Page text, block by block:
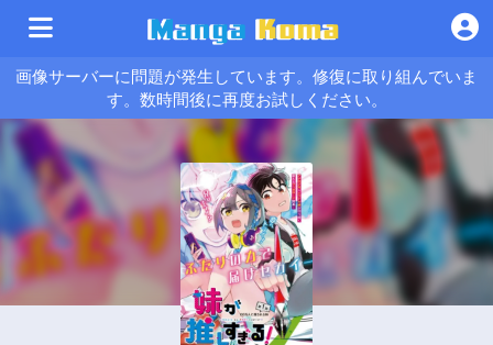
画像サーバーに問題が発生しています。修復に取り組んでいま
す。数時間後に再度お試しください。